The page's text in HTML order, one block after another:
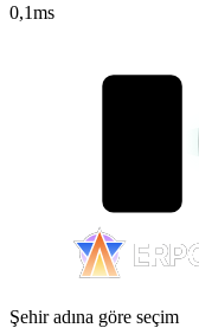
0,1ms
Şehir adına göre seçim